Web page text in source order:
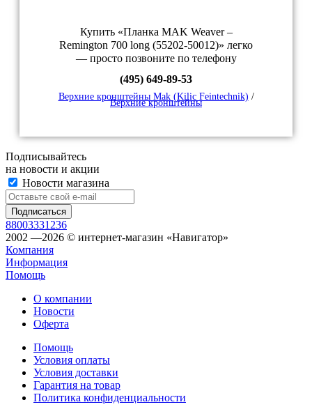
Купить «Планка MAK Weaver –
Remington 700 long (55202-50012)» легко
— просто позвоните по телефону
(495) 649-89-53
Верхние кронштейны Mak (Kilic Feintechnik) /
Верхние кронштейны
Подписывайтесь
на новости и акции
Новости магазина
88003331236
2002 —2026 © интернет-магазин «Навигатор»
Компания
Информация
Помощь
О компании
Новости
Оферта
Помощь
Условия оплаты
Условия доставки
Гарантия на товар
Политика конфиденциальности